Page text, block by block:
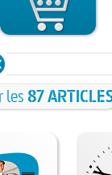
les87